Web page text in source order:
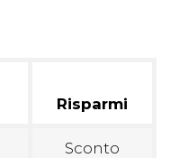
Risparmi
Sconto